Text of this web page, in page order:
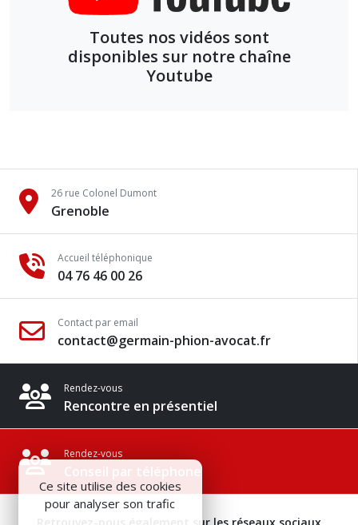
Toutes nos vidéos sont
disponibles sur notre chaîne
Youtube
26 rue Colonel Dumont
Grenoble
Accueil téléphonique
04 76 46 00 26
Contact par email
contact@germain-phion-avocat.fr
Rendez-vous
Rencontre en présentiel
Rendez-vous
Conseil par téléphone
Ce site utilise des cookies
pour analyser son trafic